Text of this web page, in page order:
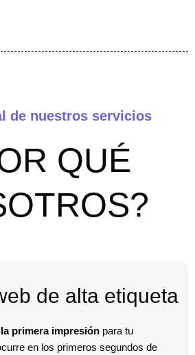
de nuestros servicios
QUÉ
de alta etiqueta
la primera impresión para tu
en los primeros segundos de